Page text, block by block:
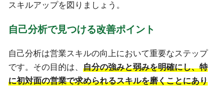
スキルアップを図りましょう。
自己分析で見つける改善ポイント
自己分析は営業スキルの向上において重要なステップ
です。その目的は、 自分の強みと弱みを明確にし、特
に初対面の営業で求められるスキルを磨くことにあり